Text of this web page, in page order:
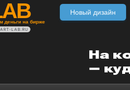
деньги на бирже
Новый дизайн
LAB.RU